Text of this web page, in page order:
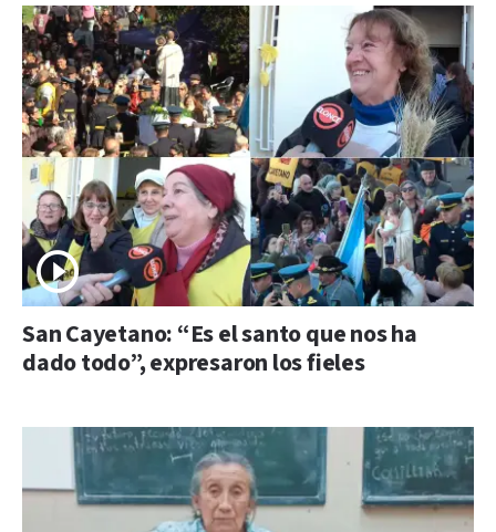
San Cayetano: “Es el santo que nos ha
dado todo”, expresaron los fieles